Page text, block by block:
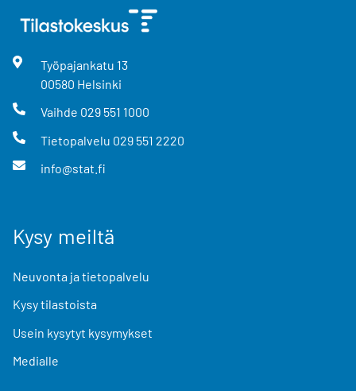
Työpajankatu 13
00580 Helsinki
Vaihde 029 551 1000
Tietopalvelu 029 551 2220
info@stat.fi
Kysy meiltä
Neuvonta ja tietopalvelu
Kysy tilastoista
Usein kysytyt kysymykset
Medialle